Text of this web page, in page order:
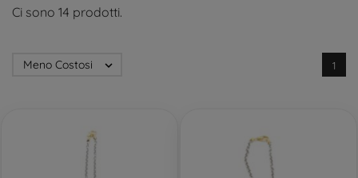
Ci sono 14 prodotti.
Meno Costosi  1